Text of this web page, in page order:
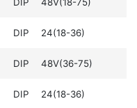
DIP 24(18-36)
DIP 48V(36-75)
DIP 24(18-36)